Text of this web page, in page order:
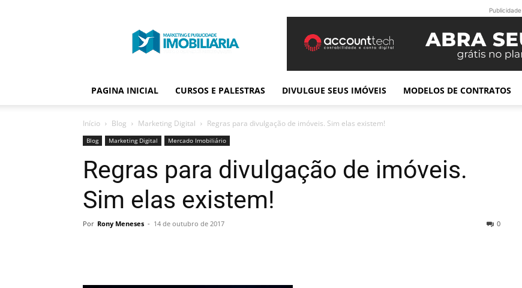
Publicidade
Imobiliária
Publicidade
PAGINA INICIAL CURSOS E PALESTRAS DIVULGUE SEUS IMÓVEIS MODELOS DE CONTRATOS
Início Blog Marketing Digital Regras para divulgação de imóveis. Sim elas existem!
Blog Marketing Digital Mercado Imobiliário
Regras para divulgação de imóveis.
Sim elas existem!
Por Rony Meneses - 14 de outubro de 2017 0